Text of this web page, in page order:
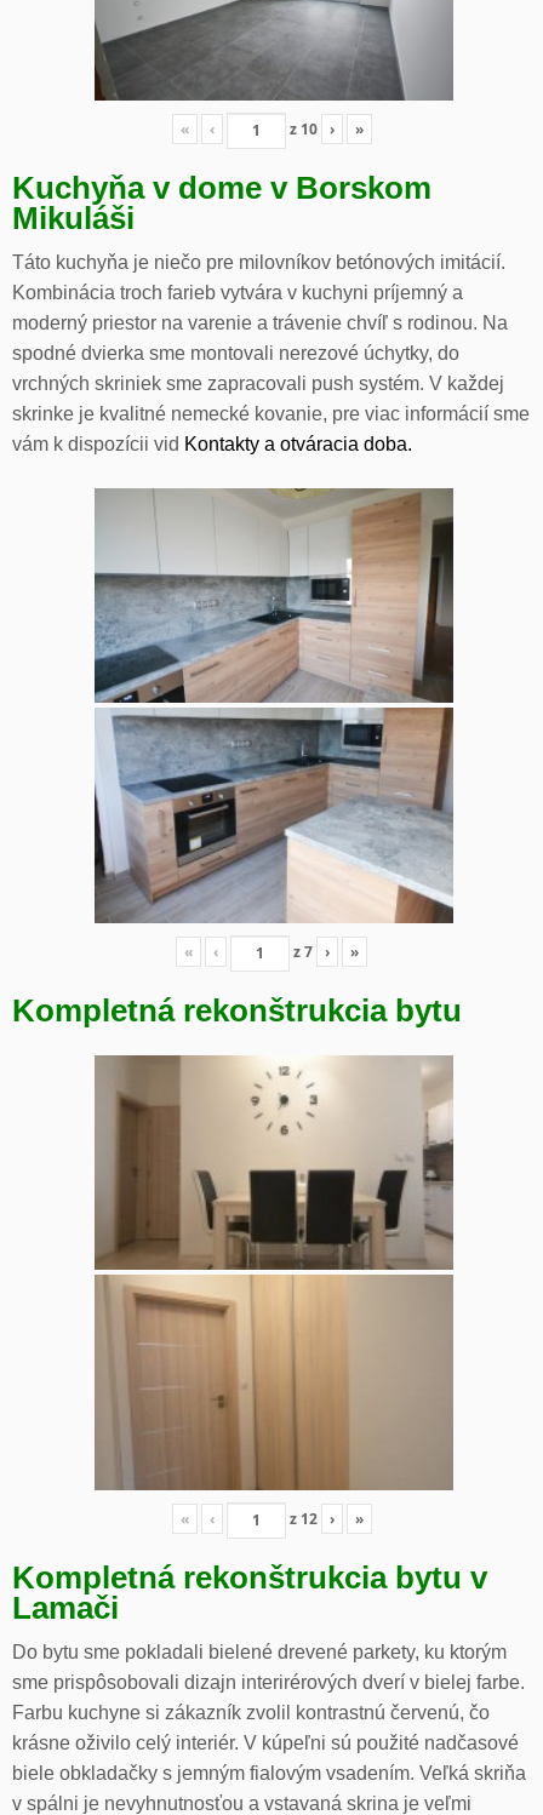
« ‹ z 10 › »
Kuchyňa v dome v Borskom
Mikuláši
Táto kuchyňa je niečo pre milovníkov betónových imitácií.
Kombinácia troch farieb vytvára v kuchyni príjemný a
moderný priestor na varenie a trávenie chvíľ s rodinou. Na
spodné dvierka sme montovali nerezové úchytky, do
vrchných skriniek sme zapracovali push systém. V každej
skrinke je kvalitné nemecké kovanie, pre viac informácií sme
vám k dispozícii vid Kontakty a otváracia doba.
« ‹ z7 › »
Kompletná rekonštrukcia bytu
« ‹ z 12 › »
Kompletná rekonštrukcia bytu v
Lamači
Do bytu sme pokladali bielené drevené parkety, ku ktorým
sme prispôsobovali dizajn interirérových dverí v bielej farbe.
Farbu kuchyne si zákazník zvolil kontrastnú červenú, čo
krásne oživilo celý interiér. V kúpeľni sú použité nadčasové
biele obkladačky s jemným fialovým vsadením. Veľká skriňa
v spálni je nevyhnutnosťou a vstavaná skrina je veľmi